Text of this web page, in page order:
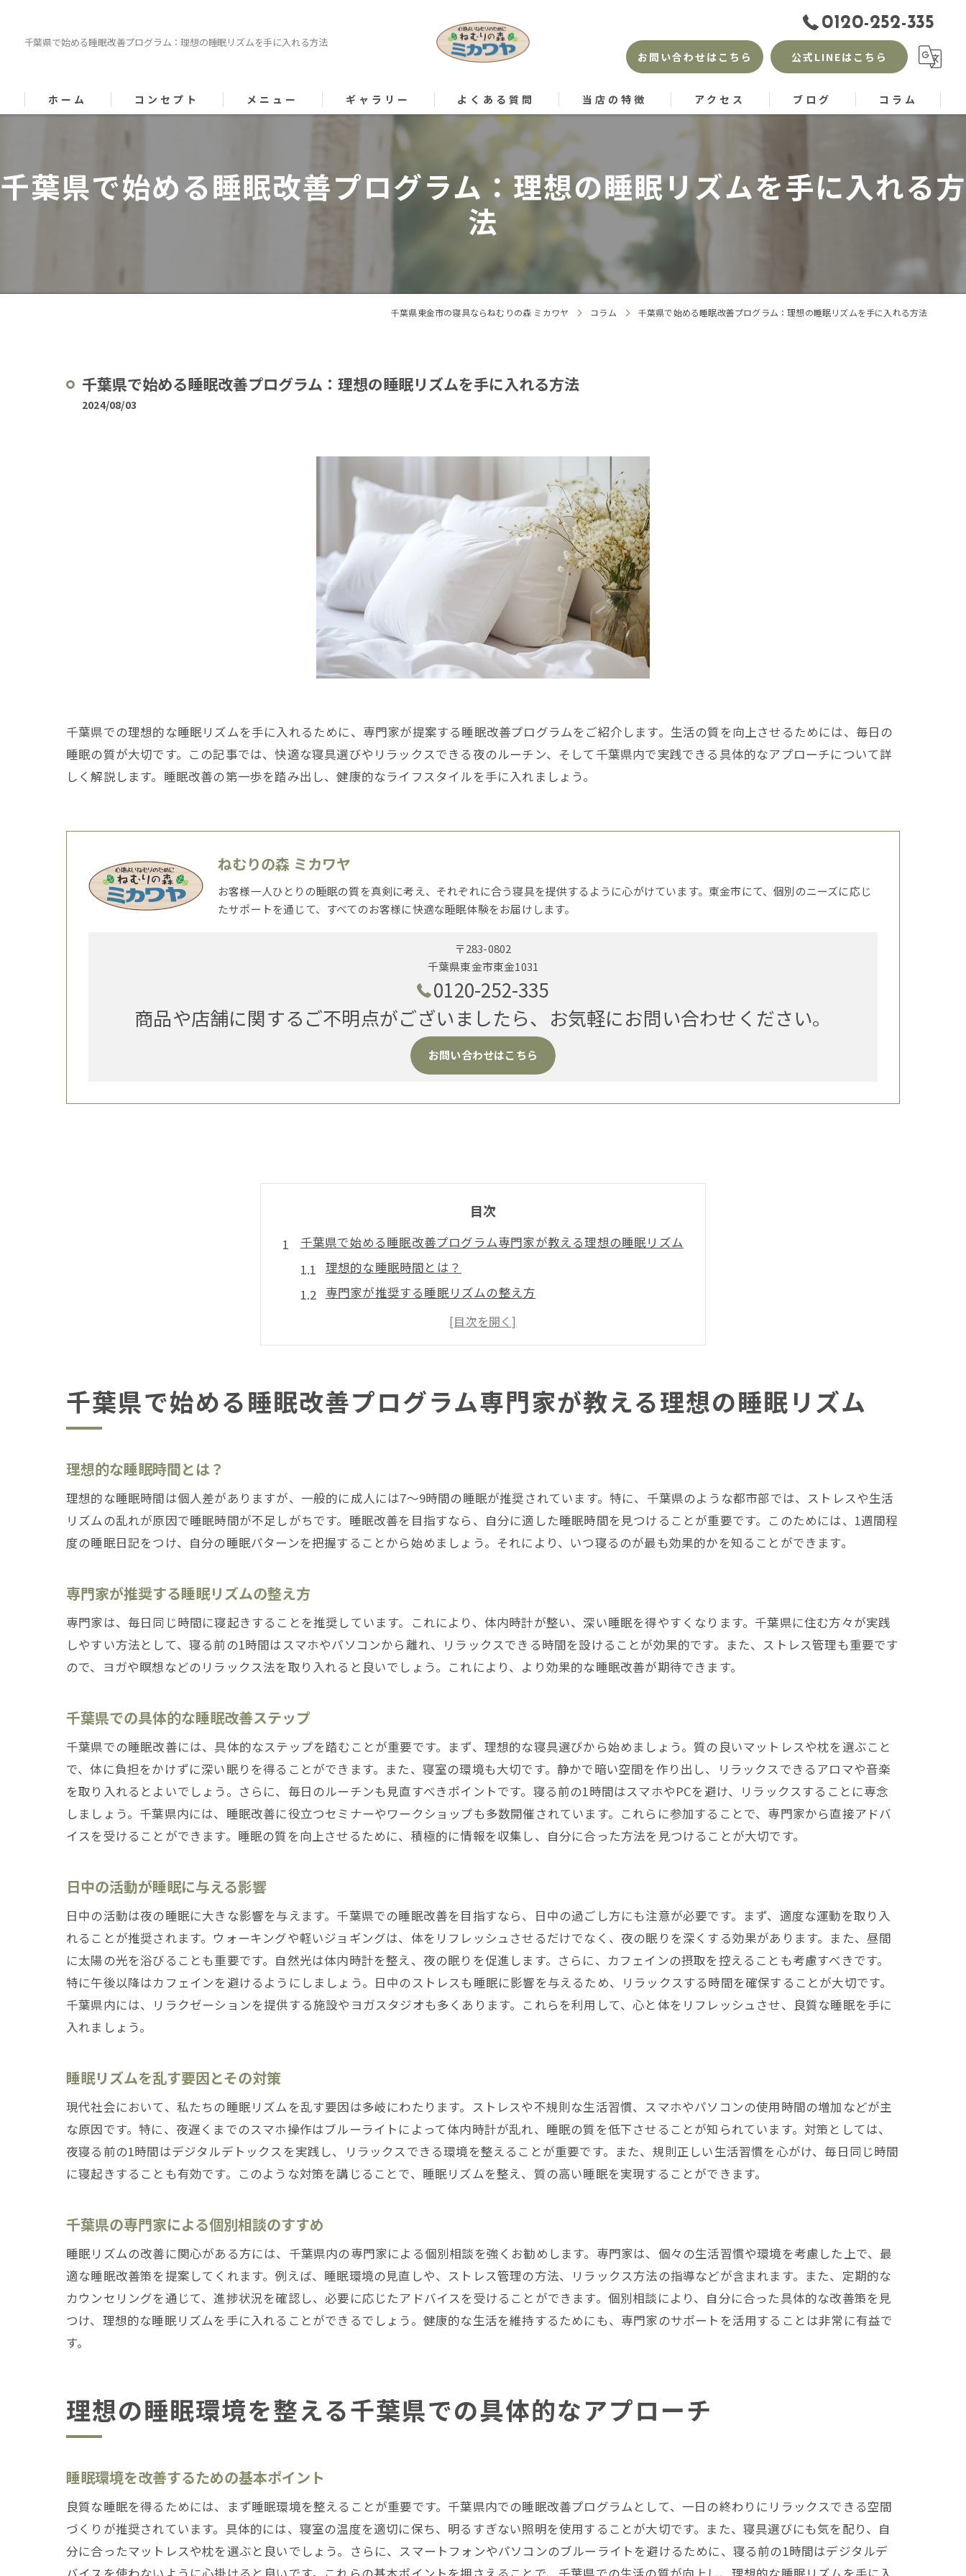
千葉県で始める睡眠改善プログラム：理想の睡眠リズムを手に入れる方法
0120-252-335
お問い合わせはこちら 公式LINEはこちら
ホーム コンセプト
漫画特集
メニュー ギャラリー よくある質問 当店の特徴
マットレス
メンテナンス
睡眠の質
アクセス ブログ コラム
千葉県で始める睡眠改善プログラム：理想の睡眠リズムを手に入れる方
法
千葉県東金市の寝具ならねむりの森 ミカワヤ コラム 千葉県で始める睡眠改善プログラム：理想の睡眠リズムを手に入れる方法
千葉県で始める睡眠改善プログラム：理想の睡眠リズムを手に入れる方法
2024/08/03
千葉県での理想的な睡眠リズムを手に入れるために、専門家が提案する睡眠改善プログラムをご紹介します。生活の質を向上させるためには、毎日の
睡眠の質が大切です。この記事では、快適な寝具選びやリラックスできる夜のルーチン、そして千葉県内で実践できる具体的なアプローチについて詳
しく解説します。睡眠改善の第一歩を踏み出し、健康的なライフスタイルを手に入れましょう。
ねむりの森 ミカワヤ
お客様一人ひとりの睡眠の質を真剣に考え、それぞれに合う寝具を提供するように心がけています。東金市にて、個別のニーズに応じ
たサポートを通じて、すべてのお客様に快適な睡眠体験をお届けします。
〒283-0802
千葉県東金市東金1031
0120-252-335
商品や店舗に関するご不明点がございましたら、お気軽にお問い合わせください。
お問い合わせはこちら
目次
千葉県で始める睡眠改善プログラム専門家が教える理想の睡眠リズム
理想的な睡眠時間とは？
専門家が推奨する睡眠リズムの整え方
千葉県での具体的な睡眠改善ステップ
日中の活動が睡眠に与える影響
千葉県の専門家による個別相談のすすめ
理想の睡眠環境を整える千葉県での具体的なアプローチ
音・光・温度管理の重要性
リラックスできる部屋作りのコツ
千葉県の睡眠専門クリニックの紹介
快適な寝具選びで実践する睡眠改善千葉県内のおすすめ
理想的なマットレスの選び方
枕選びのポイントとおすすめアイテム
千葉県で購入できる高品質寝具店の紹介
睡眠改善に役立つ寝具のメンテナンス方法
夜のリラックスルーチンで深い眠りを千葉県での睡眠改善法
リラックスできる夜のルーチン作り
夜のストレス解消法
千葉県で楽しめるリラックスアクティビティ
睡眠前のおすすめストレッチと運動
睡眠改善の第一歩千葉県で始める健康的な生活習慣
規則正しい生活リズムの重要性
健康的な食生活と睡眠の関係
睡眠改善に効果的なリラックス法
専門家のアドバイス千葉県で実践する睡眠改善プログラム
睡眠専門家による個別アドバイスのメリット
千葉県で受けられる睡眠改善プログラム
睡眠改善のための具体的なアクションプラン
千葉県の睡眠改善セミナー・イベント情報
千葉県で生活の質を向上させるための睡眠改善アプローチ
生活の質を高めるための睡眠改善の重要性
地域のサポートサービスを活用する
千葉県の睡眠改善コミュニティの活用
理想の睡眠リズムを手に入れる千葉県での具体的な方法
理想的な睡眠リズムとは何か
睡眠のリズムを調整するための具体策
千葉県の自然環境を活かした睡眠改善法
千葉県で始める睡眠改善プログラム専門家が教える理想の睡眠リズム
理想的な睡眠時間とは？
理想的な睡眠時間は個人差がありますが、一般的に成人には7〜9時間の睡眠が推奨されています。特に、千葉県のような都市部では、ストレスや生活
リズムの乱れが原因で睡眠時間が不足しがちです。睡眠改善を目指すなら、自分に適した睡眠時間を見つけることが重要です。このためには、1週間程
度の睡眠日記をつけ、自分の睡眠パターンを把握することから始めましょう。それにより、いつ寝るのが最も効果的かを知ることができます。
専門家が推奨する睡眠リズムの整え方
専門家は、毎日同じ時間に寝起きすることを推奨しています。これにより、体内時計が整い、深い睡眠を得やすくなります。千葉県に住む方々が実践
しやすい方法として、寝る前の1時間はスマホやパソコンから離れ、リラックスできる時間を設けることが効果的です。また、ストレス管理も重要です
ので、ヨガや瞑想などのリラックス法を取り入れると良いでしょう。これにより、より効果的な睡眠改善が期待できます。
千葉県での具体的な睡眠改善ステップ
千葉県での睡眠改善には、具体的なステップを踏むことが重要です。まず、理想的な寝具選びから始めましょう。質の良いマットレスや枕を選ぶこと
で、体に負担をかけずに深い眠りを得ることができます。また、寝室の環境も大切です。静かで暗い空間を作り出し、リラックスできるアロマや音楽
を取り入れるとよいでしょう。さらに、毎日のルーチンも見直すべきポイントです。寝る前の1時間はスマホやPCを避け、リラックスすることに専念
しましょう。千葉県内には、睡眠改善に役立つセミナーやワークショップも多数開催されています。これらに参加することで、専門家から直接アドバ
イスを受けることができます。睡眠の質を向上させるために、積極的に情報を収集し、自分に合った方法を見つけることが大切です。
日中の活動が睡眠に与える影響
日中の活動は夜の睡眠に大きな影響を与えます。千葉県での睡眠改善を目指すなら、日中の過ごし方にも注意が必要です。まず、適度な運動を取り入
れることが推奨されます。ウォーキングや軽いジョギングは、体をリフレッシュさせるだけでなく、夜の眠りを深くする効果があります。また、昼間
に太陽の光を浴びることも重要です。自然光は体内時計を整え、夜の眠りを促進します。さらに、カフェインの摂取を控えることも考慮すべきです。
特に午後以降はカフェインを避けるようにしましょう。日中のストレスも睡眠に影響を与えるため、リラックスする時間を確保することが大切です。
千葉県内には、リラクゼーションを提供する施設やヨガスタジオも多くあります。これらを利用して、心と体をリフレッシュさせ、良質な睡眠を手に
入れましょう。
睡眠リズムを乱す要因とその対策
現代社会において、私たちの睡眠リズムを乱す要因は多岐にわたります。ストレスや不規則な生活習慣、スマホやパソコンの使用時間の増加などが主
な原因です。特に、夜遅くまでのスマホ操作はブルーライトによって体内時計が乱れ、睡眠の質を低下させることが知られています。対策としては、
夜寝る前の1時間はデジタルデトックスを実践し、リラックスできる環境を整えることが重要です。また、規則正しい生活習慣を心がけ、毎日同じ時間
に寝起きすることも有効です。このような対策を講じることで、睡眠リズムを整え、質の高い睡眠を実現することができます。
千葉県の専門家による個別相談のすすめ
睡眠リズムの改善に関心がある方には、千葉県内の専門家による個別相談を強くお勧めします。専門家は、個々の生活習慣や環境を考慮した上で、最
適な睡眠改善策を提案してくれます。例えば、睡眠環境の見直しや、ストレス管理の方法、リラックス方法の指導などが含まれます。また、定期的な
カウンセリングを通じて、進捗状況を確認し、必要に応じたアドバイスを受けることができます。個別相談により、自分に合った具体的な改善策を見
つけ、理想的な睡眠リズムを手に入れることができるでしょう。健康的な生活を維持するためにも、専門家のサポートを活用することは非常に有益で
す。
理想の睡眠環境を整える千葉県での具体的なアプローチ
睡眠環境を改善するための基本ポイント
良質な睡眠を得るためには、まず睡眠環境を整えることが重要です。千葉県内での睡眠改善プログラムとして、一日の終わりにリラックスできる空間
づくりが推奨されています。具体的には、寝室の温度を適切に保ち、明るすぎない照明を使用することが大切です。また、寝具選びにも気を配り、自
分に合ったマットレスや枕を選ぶと良いでしょう。さらに、スマートフォンやパソコンのブルーライトを避けるために、寝る前の1時間はデジタルデ